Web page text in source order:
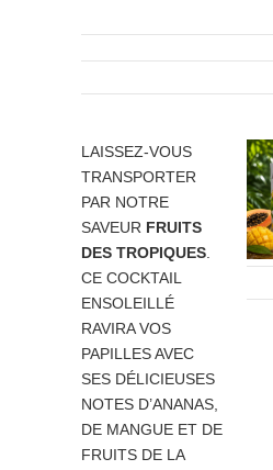
LAISSEZ-VOUS
TRANSPORTER
PAR NOTRE
SAVEUR FRUITS
DES TROPIQUES
CE COCKTAIL
ENSOLEILLÉ
RAVIRA VOS
PAPILLES AVEC
SES DÉLICIEUSES
NOTES D’ANANAS,
DE MANGUE ET DE
FRUITS DE LA